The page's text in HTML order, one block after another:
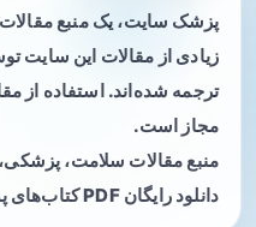
پزشک سایت، یک منبع
زیادی از مقالات این سایت
ترجمه شده‌اند. استفاده از
مجاز است.
منبع مقالات سلامت،
دانلود رایگان PDF کتاب‌های پزشکی.